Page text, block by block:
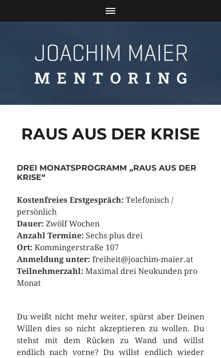
RAUS AUS DER KRISE
DREI MONATSPROGRAMM „RAUS AUS DER
KRISE“
Kostenfreies Erstgespräch: Telefonisch /
persönlich
Dauer: Zwölf Wochen
Anzahl Termine: Sechs plus drei
Ort: Kommingerstraße 107
Anmeldung unter: freiheit@joachim-maier.at
Teilnehmerzahl: Maximal drei Neukunden pro
Monat
Du weißt nicht mehr weiter, spürst aber Deinen
Willen dies so nicht akzeptieren zu wollen. Du
stehst mit dem Rücken zu Wand und willst
endlich nach vorne? Du willst endlich wieder